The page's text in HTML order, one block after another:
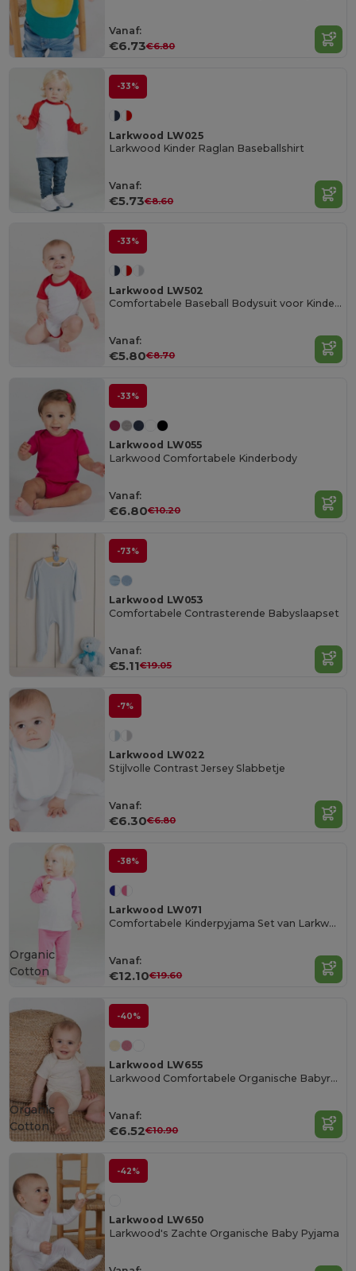
Vanaf:
€6.73€6.80
-33%
Larkwood LW025
Larkwood Kinder Raglan Baseballshirt
Vanaf:
€5.73€8.60
-33%
Larkwood LW502
Comfortabele Baseball Bodysuit voor Kinderen
Vanaf:
€5.80€8.70
-33%
Larkwood LW055
Larkwood Comfortabele Kinderbody
Vanaf:
€6.80€10.20
-73%
Larkwood LW053
Comfortabele Contrasterende Babyslaapset
Vanaf:
€5.11€19.05
-7%
Larkwood LW022
Stijlvolle Contrast Jersey Slabbetje
Vanaf:
€6.30€6.80
-38%
Larkwood LW071
Comfortabele Kinderpyjama Set van Larkwood
Vanaf:
€12.10€19.60
Organic
Cotton
-40%
Larkwood LW655
Larkwood Comfortabele Organische Babyromper
Vanaf:
€6.52€10.90
Organic
Cotton
-42%
Larkwood LW650
Larkwood's Zachte Organische Baby Pyjama